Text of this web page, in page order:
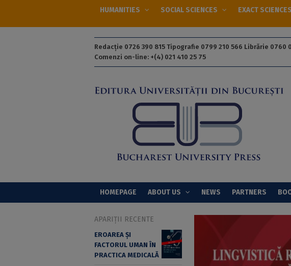
HUMANITIES SOCIAL SCIENCES EXACT SCIENCES
Redacție 0726 390 815 Tipografie 0799 210 566 Librărie 0760
Comenzi on-line: +(4) 021 410 25 75
HOMEPAGE ABOUT US NEWS PARTNERS
APARIȚII RECENTE
EROAREA ȘI
FACTORUL UMAN ÎN
PRACTICA MEDICALĂ